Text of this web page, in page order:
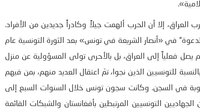
إلا أن الحرب ألهمت جيلاً وكادراً جديدين من الأفراد.
في «أنصار الشريعة في تونس» بعد الثورة التونسية عام
2003. ومثل كثيرين آخرين، لم يصل فعلياً إلى العراق، بل بالأحرى تولى المسؤولية عن منزل
للتونسيين الذين نجوا، تمّ اعتقال العديد منهم، بمن فيهم
في السجن. وكانت سجون تونس خلال السنوات السبع إلى
التونسيين المرتبطين بأفغانستان والشبكات القائمة